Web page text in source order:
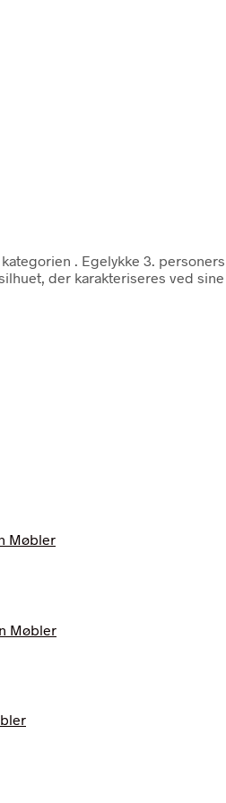
. Egelykke 3.
der karakteriseres ved